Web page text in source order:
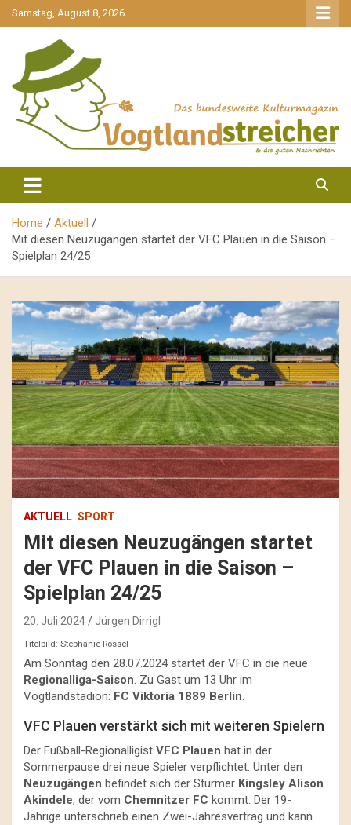
gehe
zum
Samstag, August 8, 2026
Vogtlandstreicher
Home
Aktuell
Mit diesen Neuzugängen startet der VFC Plauen in die Saison –
Spielplan 24/25
AKTUELL SPORT
Mit diesen Neuzugängen startet
der VFC Plauen in die Saison –
Spielplan 24/25
20. Juli 2024 Jürgen Dirrigl
Titelbild: Stephanie Rössel
Am Sonntag den 28.07.2024 startet der VFC in die neue
Regionalliga-Saison. Zu Gast um 13 Uhr im
Vogtlandstadion: FC Viktoria 1889 Berlin.
VFC Plauen verstärkt sich mit weiteren Spielern
Der Fußball-Regionalligist VFC Plauen hat in der
Sommerpause drei neue Spieler verpflichtet. Unter den
Neuzugängen befindet sich der Stürmer Kingsley Alison
Akindele, der vom Chemnitzer FC kommt. Der 19-
Jährige unterschrieb einen Zwei-Jahresvertrag und kann